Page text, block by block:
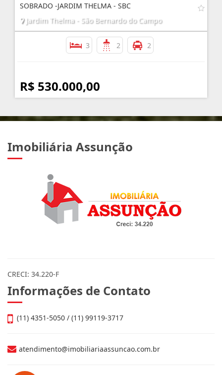
SOBRADO -JARDIM THELMA - SBC
Jardim Thelma - São Bernardo do Campo
3 2 2
R$ 530.000,00
Imobiliária Assunção
CRECI: 34.220-F
Informações de Contato
(11) 4351-5050 / (11) 99119-3717
atendimento@imobiliariaassuncao.com.br